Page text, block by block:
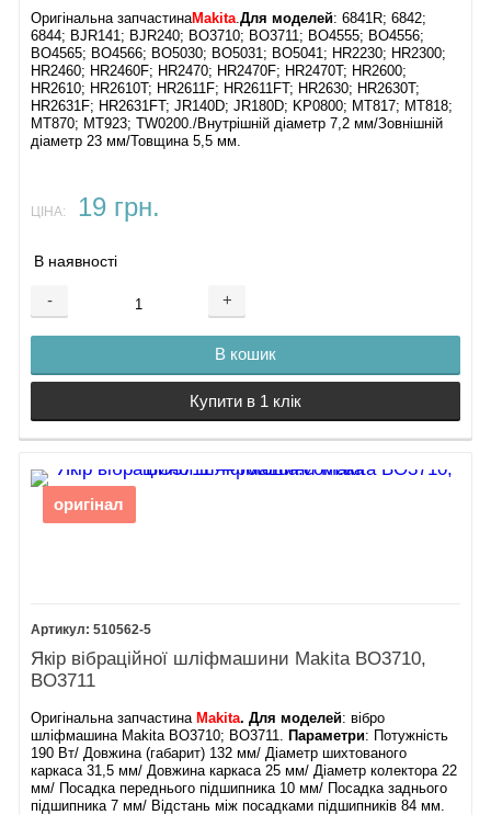
Оригінальна запчастинаMakita.Для моделей: 6841R; 6842;
6844; BJR141; BJR240; BO3710; BO3711; BO4555; BO4556;
BO4565; BO4566; BO5030; BO5031; BO5041; HR2230; HR2300;
HR2460; HR2460F; HR2470; HR2470F; HR2470T; HR2600;
HR2610; HR2610T; HR2611F; HR2611FT; HR2630; HR2630T;
HR2631F; HR2631FT; JR140D; JR180D; KP0800; MT817; MT818;
MT870; MT923; TW0200./Внутрішній діаметр 7,2 мм/Зовнішній
діаметр 23 мм/Товщина 5,5 мм.
ЦІНА: 19 грн.
В наявності
- +
В кошик
Купити в 1 клік
оригінал
510562-5
Якір вібраційної шліфмашини Makita BO3710,
BO3711
Оригінальна запчастина Makita.Для моделей: вібро
шліфмашина Makita BO3710; BO3711.
Параметри: Потужність
190 Вт/ Довжина (габарит) 132 мм/ Діаметр шихтованого
каркаса 31,5 мм/ Довжина каркаса 25 мм/ Діаметр колектора 22
мм/ Посадка переднього підшипника 10 мм/ Посадка заднього
підшипника 7 мм/ Відстань між посадками підшипників 84 мм.